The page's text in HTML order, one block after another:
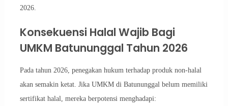
2026.
Konsekuensi Halal Wajib Bagi
UMKM Batununggal Tahun 2026
Pada tahun 2026, penegakan hukum terhadap produk non-halal
akan semakin ketat. Jika UMKM di Batununggal belum memiliki
sertifikat halal, mereka berpotensi menghadapi: